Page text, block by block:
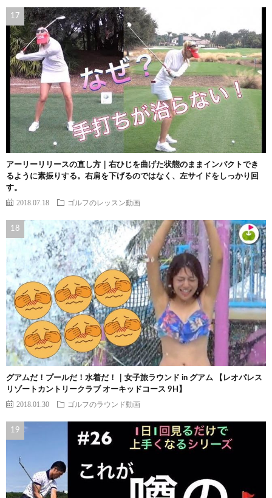
アーリーリリースの直し方｜右ひじを曲げた状態のままインパクトでき
るように素振りする。右肩を下げるのではなく、左サイドをしっかり回
す。
2018.07.18 ゴルフのレッスン動画
グアムだ！プールだ！水着だ！｜女子旅ラウンド in グアム 【レオパレス
リゾートカントリークラブ オーキッドコース 9H】
2018.01.30 ゴルフのラウンド動画